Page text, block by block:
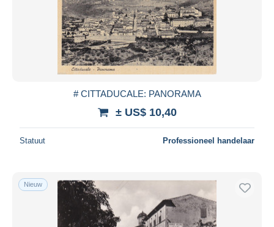
# CITTADUCALE: PANORAMA
± US$ 10,40
Statuut Professioneel handelaar
Nieuw